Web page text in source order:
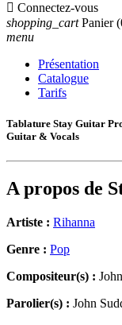
 Connectez-vous
shopping_cart Panier
menu
Présentation
Catalogue
Tarifs
Tablature Stay Guitar
Guitar & Vocals
A propos de
Artiste : Rihanna
Genre : Pop
Compositeur(s) :
Parolier(s) : John